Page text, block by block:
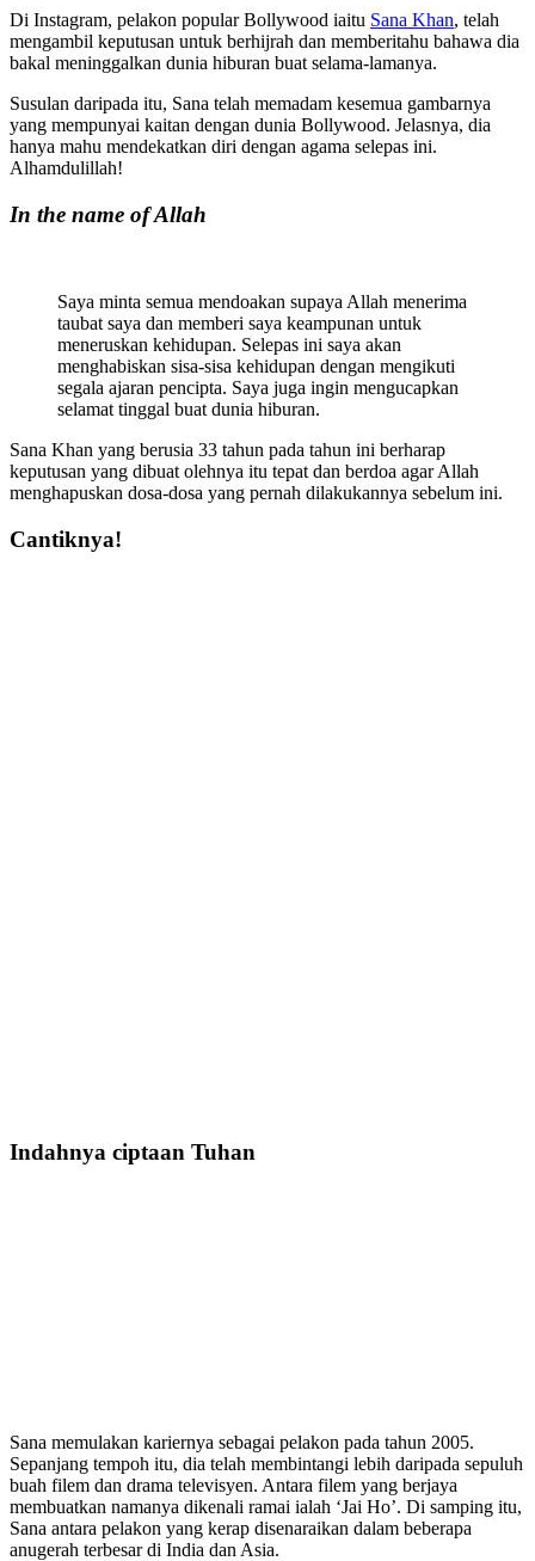
Di Instagram, pelakon popular Bollywood iaitu Sana Khan, telah
mengambil keputusan untuk berhijrah dan memberitahu bahawa dia
bakal meninggalkan dunia hiburan buat selama-lamanya.
Susulan daripada itu, Sana telah memadam kesemua gambarnya
yang mempunyai kaitan dengan dunia Bollywood. Jelasnya, dia
hanya mahu mendekatkan diri dengan agama selepas ini.
Alhamdulillah!
In the name of Allah
Saya minta semua mendoakan supaya Allah menerima
taubat saya dan memberi saya keampunan untuk
meneruskan kehidupan. Selepas ini saya akan
menghabiskan sisa-sisa kehidupan dengan mengikuti
segala ajaran pencipta. Saya juga ingin mengucapkan
selamat tinggal buat dunia hiburan.
Sana Khan yang berusia 33 tahun pada tahun ini berharap
keputusan yang dibuat olehnya itu tepat dan berdoa agar Allah
menghapuskan dosa-dosa yang pernah dilakukannya sebelum ini.
Cantiknya!
Indahnya ciptaan Tuhan
Sana memulakan kariernya sebagai pelakon pada tahun 2005.
Sepanjang tempoh itu, dia telah membintangi lebih daripada sepuluh
buah filem dan drama televisyen. Antara filem yang berjaya
membuatkan namanya dikenali ramai ialah ‘Jai Ho’. Di samping itu,
Sana antara pelakon yang kerap disenaraikan dalam beberapa
anugerah terbesar di India dan Asia.